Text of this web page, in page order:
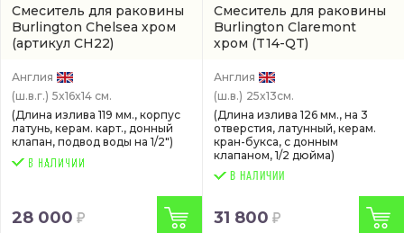
Смеситель для раковины
Burlington Chelsea хром
(артикул CH22)
Англия
(ш.в.г.) 5x16x14 см.
(Длина излива 119 мм., корпус
латунь, керам. карт., донный
клапан, подвод воды на 1/2")
28 000
Смеситель для раковины
Burlington Claremont
хром (T14-QT)
Англия
(ш.в.) 25x13см.
(Длина излива 126 мм., на 3
отверстия, латунный, керам.
кран-букса, с донным
клапаном, 1/2 дюйма)
В НАЛИЧИИ
31 800